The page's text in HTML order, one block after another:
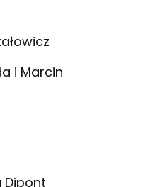
i Marcin
Dipont